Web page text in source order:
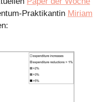
Praktikantin Miriam